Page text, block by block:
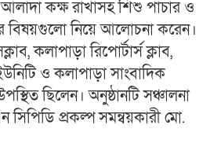
কক্ষ রাখাসহ শিশু পাচার ও
বিষয়গুলো নিয়ে আলোচনা করেন।
কলাপাড়া রিপোর্টার্স ক্লাব,
ও কলাপাড়া সাংবাদিক
ছিলেন। অনুষ্ঠানটি সঞ্চালনা
সিপিডি প্রকল্প সমন্বয়কারী মো.